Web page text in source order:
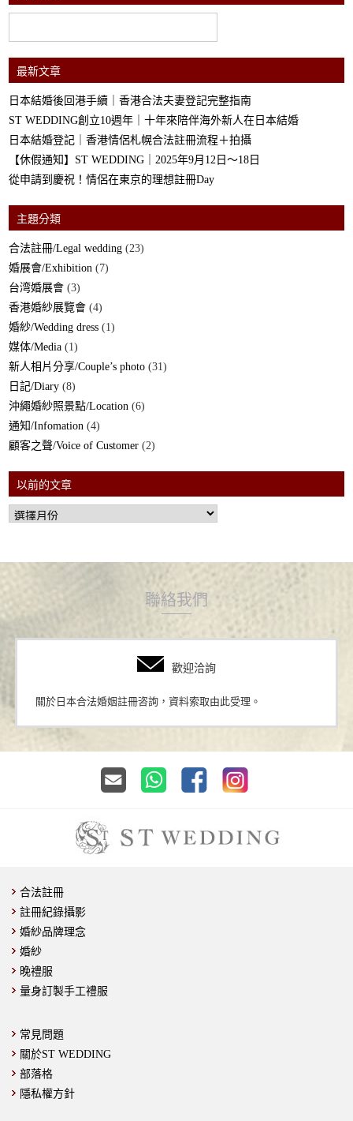
最新文章
日本結婚後回港手續｜香港合法夫妻登記完整指南
ST WEDDING創立10週年｜十年來陪伴海外新人在日本結婚
日本結婚登記｜香港情侶札幌合法註冊流程＋拍攝
【休假通知】ST WEDDING｜2025年9月12日～18日
從申請到慶祝！情侶在東京的理想註冊Day
主題分類
合法註冊/Legal wedding (23)
婚展會/Exhibition (7)
台湾婚展會 (3)
香港婚紗展覽會 (4)
婚紗/Wedding dress (1)
媒体/Media (1)
新人相片分享/Couple’s photo (31)
日記/Diary (8)
沖繩婚紗照景點/Location (6)
通知/Infomation (4)
顧客之聲/Voice of Customer (2)
以前的文章
聯絡我們
歡迎洽詢
關於日本合法婚姻註冊咨詢，資料索取由此受理。
合法註冊
註冊紀錄攝影
婚紗品牌理念
婚紗
晚禮服
量身訂製手工禮服
常見問題
關於ST WEDDING
部落格
隱私權方針